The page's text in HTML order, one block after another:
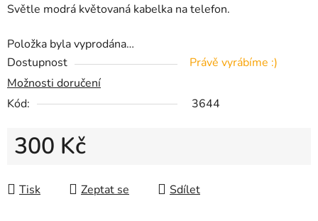
Světle modrá květovaná kabelka na telefon.
Položka byla vyprodána…
Dostupnost
Právě vyrábíme :)
Možnosti doručení
Kód:
3644
300 Kč
Tisk
Zeptat se Sdílet